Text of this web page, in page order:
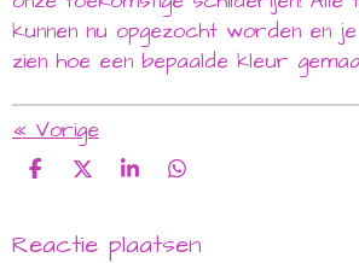
kunnen nu opgezocht worden en
zien hoe een bepaalde kleur
«Vorige
D
e
D
l
S
r
D
e
Reactie plaatsen